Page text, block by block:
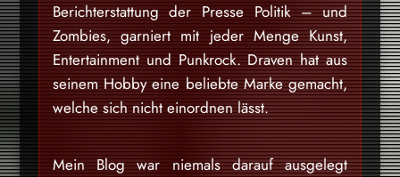
Berichterstattung der Presse Politik – und
Zombies, garniert mit jeder Menge Kunst,
Entertainment und Punkrock. Draven hat aus
seinem Hobby eine beliebte Marke gemacht,
welche sich nicht einordnen lässt.
Mein Blog war niemals darauf ausgelegt